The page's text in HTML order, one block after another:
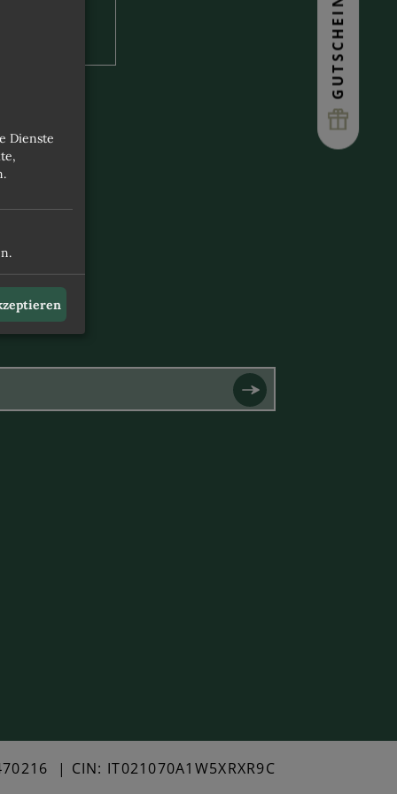
& BEAUTY
GUTSCHEINE
| CIN: IT021070A1W5XRXR9C
Dienste